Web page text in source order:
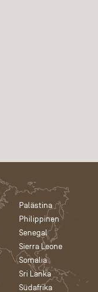
Palästina
Philippinen
Senegal
Sierra Leone
Somalia
Sri Lanka
Südafrika